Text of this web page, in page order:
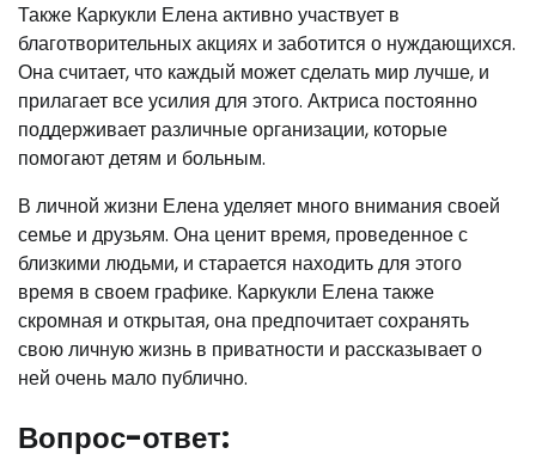
Также Каркукли Елена активно участвует в
благотворительных акциях и заботится о нуждающихся.
Она считает, что каждый может сделать мир лучше, и
прилагает все усилия для этого. Актриса постоянно
поддерживает различные организации, которые
помогают детям и больным.
В личной жизни Елена уделяет много внимания своей
семье и друзьям. Она ценит время, проведенное с
близкими людьми, и старается находить для этого
время в своем графике. Каркукли Елена также
скромная и открытая, она предпочитает сохранять
свою личную жизнь в приватности и рассказывает о
ней очень мало публично.
Вопрос-ответ: